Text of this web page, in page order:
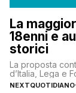
La
18enni e
storici
La proposta
d’Italia, Lega e
NEXTQUOTIDIANO